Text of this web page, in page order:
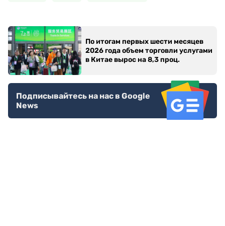
По итогам первых шести месяцев
2026 года объем торговли услугами
в Китае вырос на 8,3 проц.
Подписывайтесь на нас в Google
News